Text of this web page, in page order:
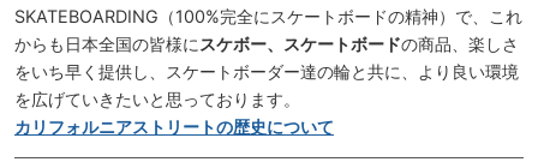
SKATEBOARDING（100%完全にスケートボードの精神）で、これ
からも日本全国の皆様に スケボー、スケートボードの商品、楽しさ
をいち早く提供し、スケートボーダー達の輪と共に、より良い環境
を広げていきたいと思っております。
カリフォルニアストリートの歴史について